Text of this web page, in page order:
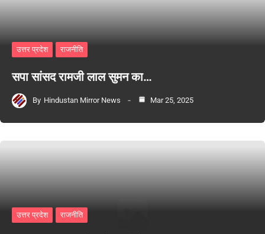
उत्तर प्रदेश राजनीति
सपा सांसद रामजी लाल सुमन का…
By Hindustan Mirror News Mar 25, 2025
उत्तर प्रदेश राजनीति